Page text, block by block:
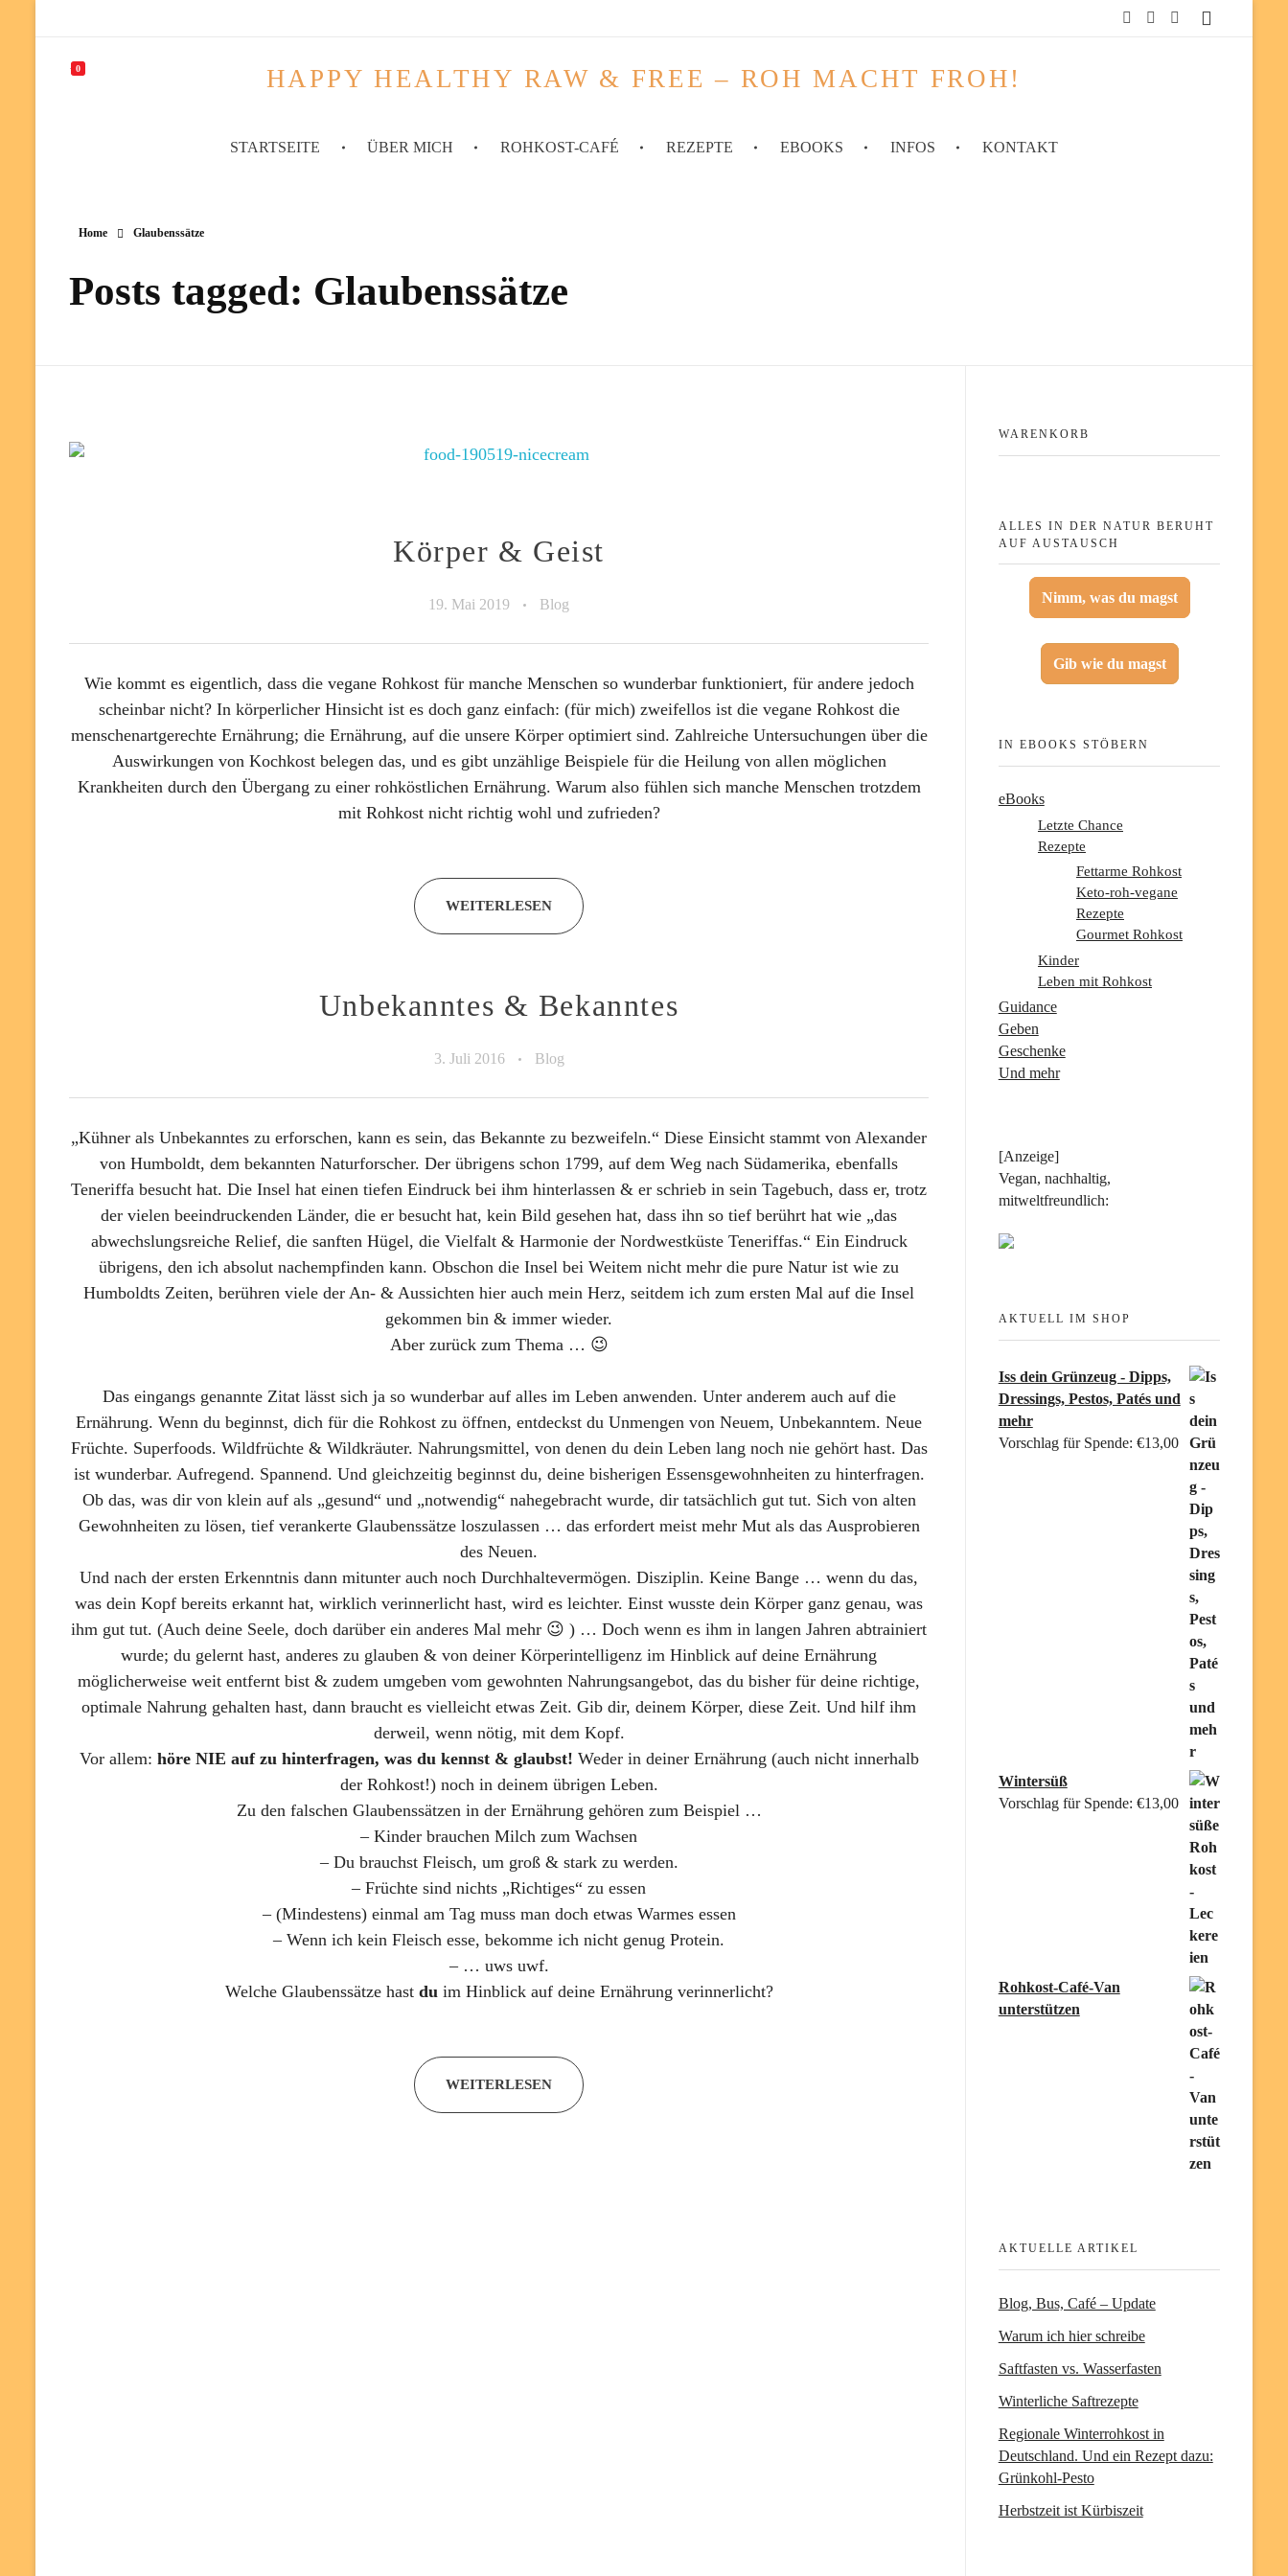
HAPPY HEALTHY RAW & FREE – ROH MACHT FROH!
0
STARTSEITE ÜBER MICH ROHKOST-CAFÉ REZEPTE EBOOKS INFOS KONTAKT
Home Glaubenssätze
Posts tagged: Glaubenssätze
Körper & Geist
19. Mai 2019 Blog
Wie kommt es eigentlich, dass die vegane Rohkost für manche Menschen so wunderbar funktioniert, für andere jedoch
scheinbar nicht? In körperlicher Hinsicht ist es doch ganz einfach: (für mich) zweifellos ist die vegane Rohkost die
menschenartgerechte Ernährung; die Ernährung, auf die unsere Körper optimiert sind. Zahlreiche Untersuchungen über die
Auswirkungen von Kochkost belegen das, und es gibt unzählige Beispiele für die Heilung von allen möglichen
Krankheiten durch den Übergang zu einer rohköstlichen Ernährung. Warum also fühlen sich manche Menschen trotzdem
mit Rohkost nicht richtig wohl und zufrieden?
WEITERLESEN
Unbekanntes & Bekanntes
3. Juli 2016 Blog
„Kühner als Unbekanntes zu erforschen, kann es sein, das Bekannte zu bezweifeln.“ Diese Einsicht stammt von Alexander
von Humboldt, dem bekannten Naturforscher. Der übrigens schon 1799, auf dem Weg nach Südamerika, ebenfalls
Teneriffa besucht hat. Die Insel hat einen tiefen Eindruck bei ihm hinterlassen & er schrieb in sein Tagebuch, dass er, trotz
der vielen beeindruckenden Länder, die er besucht hat, kein Bild gesehen hat, dass ihn so tief berührt hat wie „das
abwechslungsreiche Relief, die sanften Hügel, die Vielfalt & Harmonie der Nordwestküste Teneriffas.“ Ein Eindruck
übrigens, den ich absolut nachempfinden kann. Obschon die Insel bei Weitem nicht mehr die pure Natur ist wie zu
Humboldts Zeiten, berühren viele der An- & Aussichten hier auch mein Herz, seitdem ich zum ersten Mal auf die Insel
gekommen bin & immer wieder.
Aber zurück zum Thema … 😉
Das eingangs genannte Zitat lässt sich ja so wunderbar auf alles im Leben anwenden. Unter anderem auch auf die
Ernährung. Wenn du beginnst, dich für die Rohkost zu öffnen, entdeckst du Unmengen von Neuem, Unbekanntem. Neue
Früchte. Superfoods. Wildfrüchte & Wildkräuter. Nahrungsmittel, von denen du dein Leben lang noch nie gehört hast. Das
ist wunderbar. Aufregend. Spannend. Und gleichzeitig beginnst du, deine bisherigen Essensgewohnheiten zu hinterfragen.
Ob das, was dir von klein auf als „gesund“ und „notwendig“ nahegebracht wurde, dir tatsächlich gut tut. Sich von alten
Gewohnheiten zu lösen, tief verankerte Glaubenssätze loszulassen … das erfordert meist mehr Mut als das Ausprobieren
des Neuen.
Und nach der ersten Erkenntnis dann mitunter auch noch Durchhaltevermögen. Disziplin. Keine Bange … wenn du das,
was dein Kopf bereits erkannt hat, wirklich verinnerlicht hast, wird es leichter. Einst wusste dein Körper ganz genau, was
ihm gut tut. (Auch deine Seele, doch darüber ein anderes Mal mehr 😉 ) … Doch wenn es ihm in langen Jahren abtrainiert
wurde; du gelernt hast, anderes zu glauben & von deiner Körperintelligenz im Hinblick auf deine Ernährung
möglicherweise weit entfernt bist & zudem umgeben vom gewohnten Nahrungsangebot, das du bisher für deine richtige,
optimale Nahrung gehalten hast, dann braucht es vielleicht etwas Zeit. Gib dir, deinem Körper, diese Zeit. Und hilf ihm
derweil, wenn nötig, mit dem Kopf.
Vor allem: höre NIE auf zu hinterfragen, was du kennst & glaubst! Weder in deiner Ernährung (auch nicht innerhalb
der Rohkost!) noch in deinem übrigen Leben.
Zu den falschen Glaubenssätzen in der Ernährung gehören zum Beispiel …
– Kinder brauchen Milch zum Wachsen
– Du brauchst Fleisch, um groß & stark zu werden.
– Früchte sind nichts „Richtiges“ zu essen
– (Mindestens) einmal am Tag muss man doch etwas Warmes essen
– Wenn ich kein Fleisch esse, bekomme ich nicht genug Protein.
– … uws uwf.
Welche Glaubenssätze hast du im Hinblick auf deine Ernährung verinnerlicht?
WEITERLESEN
WARENKORB
ALLES IN DER NATUR BERUHT
AUF AUSTAUSCH
Nimm, was du magst
Gib wie du magst
IN EBOOKS STÖBERN
eBooks
Letzte Chance
Rezepte
Fettarme Rohkost
Keto-roh-vegane
Rezepte
Gourmet Rohkost
Kinder
Leben mit Rohkost
Guidance
Geben
Geschenke
Und mehr
[Anzeige]
Vegan, nachhaltig,
mitweltfreundlich:
AKTUELL IM SHOP
Iss dein Grünzeug - Dipps,
Dressings, Pestos, Patés und
mehr
Vorschlag für Spende: €13,00
Wintersüß
Vorschlag für Spende: €13,00
Rohkost-Café-Van
unterstützen
AKTUELLE ARTIKEL
Blog, Bus, Café – Update
Warum ich hier schreibe
Saftfasten vs. Wasserfasten
Winterliche Saftrezepte
Regionale Winterrohkost in
Deutschland. Und ein Rezept dazu:
Grünkohl-Pesto
Herbstzeit ist Kürbiszeit